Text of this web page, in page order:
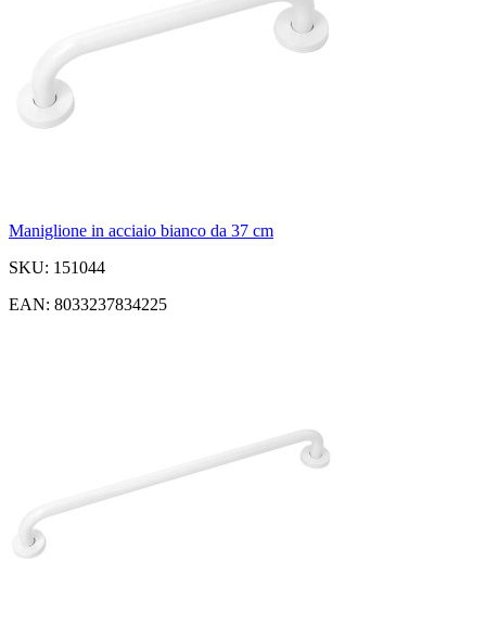
Maniglione in acciaio bianco da 37 cm
SKU: 151044
EAN: 8033237834225